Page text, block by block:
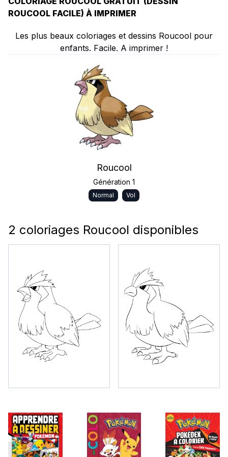
ROUCOOL FACILE) À IMPRIMER
Les plus beaux coloriages et dessins Roucool pour
enfants. Facile. A imprimer !
Roucool
Génération 1
Normal Vol
2 coloriages Roucool disponibles